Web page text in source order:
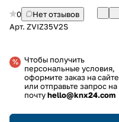
0
Нет отзывов
Арт. ZVIZ35V2S
Чтобы получить
персональные условия,
оформите заказ на сайте
или отправьте запрос на
почтуhello@knx24.com